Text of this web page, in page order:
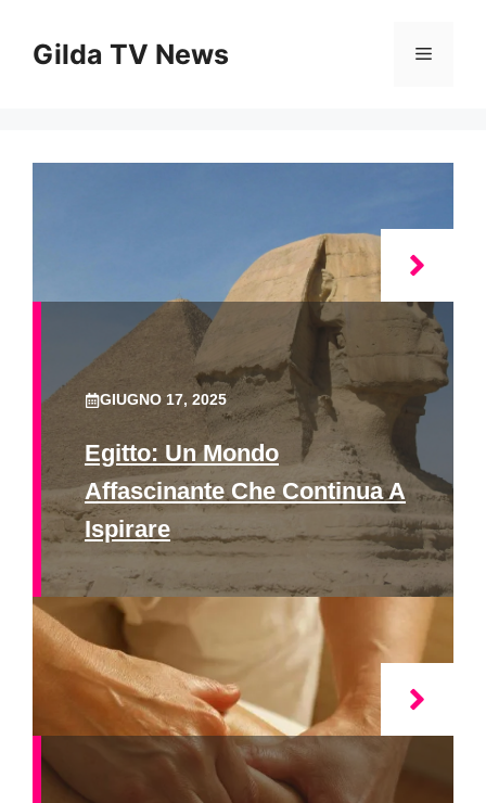
contenuto
Gilda TV News Menu
GIUGNO 17, 2025
Egitto: Un Mondo
Affascinante Che Continua A
Ispirare